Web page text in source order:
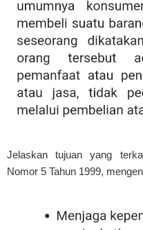
Jelaskan tujuan yang
Nomor 5 Tahun 1999,